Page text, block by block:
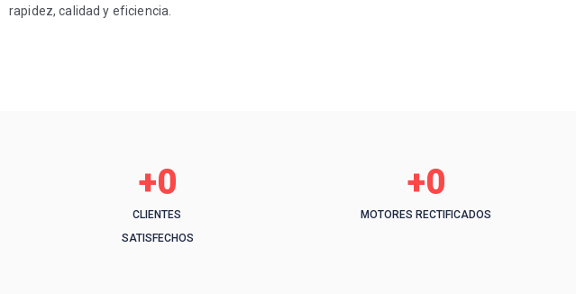
rapidez, calidad y eficiencia.
+0
CLIENTES
SATISFECHOS
+0
MOTORES RECTIFICADOS